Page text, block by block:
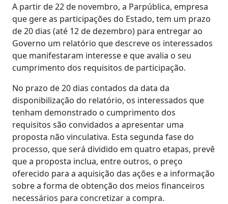
A partir de 22 de novembro, a Parpública, empresa
que gere as participações do Estado, tem um prazo
de 20 dias (até 12 de dezembro) para entregar ao
Governo um relatório que descreve os interessados
que manifestaram interesse e que avalia o seu
cumprimento dos requisitos de participação.
No prazo de 20 dias contados da data da
disponibilização do relatório, os interessados que
tenham demonstrado o cumprimento dos
requisitos são convidados a apresentar uma
proposta não vinculativa. Esta segunda fase do
processo, que será dividido em quatro etapas, prevê
que a proposta inclua, entre outros, o preço
oferecido para a aquisição das ações e a informação
sobre a forma de obtenção dos meios financeiros
necessários para concretizar a compra.